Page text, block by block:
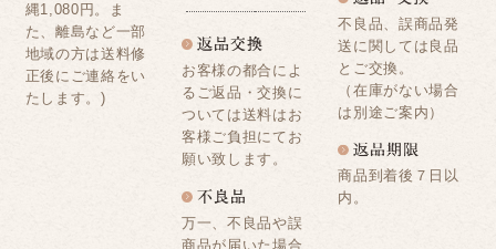
縄1,080円。ま
た、離島など一部
地域の方は送料修
正後にご連絡をい
たします。)
お客様の都合によ
るご返品・交換に
ついては送料はお
客様ご負担にてお
願い致します。
万一、不良品や誤
商品が届いた場合
不良品、誤商品発
送に関しては良品
とご交換。
（在庫がない場合
は別途ご案内）
商品到着後７日以
内。